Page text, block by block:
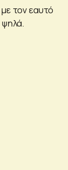
τον εαυτό